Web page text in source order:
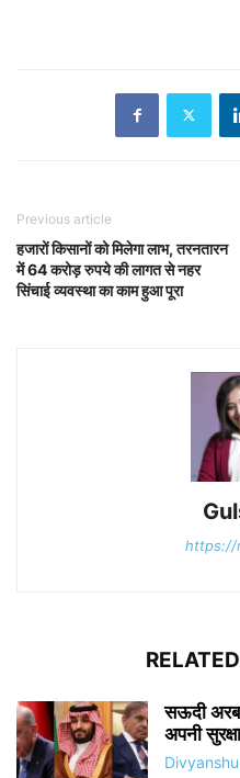
Previous article
हजारों किसानों को मिलेगा लाभ, तरनतारन
में 64 करोड़ रुपये की लागत से नहर
सिंचाई व्यवस्था का काम हुआ पूरा
https://
सऊदी
अपनी